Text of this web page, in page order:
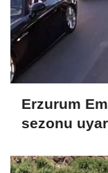
Erzurum
sezonu